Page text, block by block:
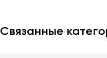
Связанные
Уфа